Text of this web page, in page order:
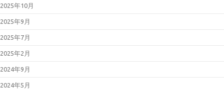
2026年04月27日
Secure FTDの脆弱性について
2026年04月22日
2026年04月15日
いて(2026年4月)_2
脆弱性対策について(2026年4月)
2025年10月
2025年9月
2025年7月
2025年2月
2024年9月
2024年5月